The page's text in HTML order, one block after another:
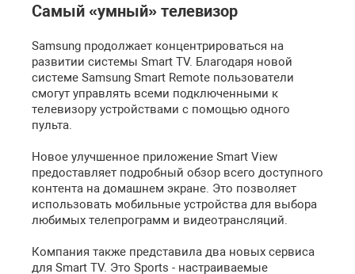
Самый «умный» телевизор
Samsung продолжает концентрироваться на
развитии системы Smart TV. Благодаря новой
системе Samsung Smart Remote пользователи
смогут управлять всеми подключенными к
телевизору устройствами с помощью одного
пульта.
Новое улучшенное приложение Smart View
предоставляет подробный обзор всего доступного
контента на домашнем экране. Это позволяет
использовать мобильные устройства для выбора
любимых телепрограмм и видеотрансляций.
Компания также представила два новых сервиса
для Smart TV. Это Sports - настраиваемые